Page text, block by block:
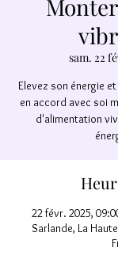
sam. 22
Elevez son énergie
en accord avec soi
d'alimentation
22 févr. 2025,
Sarlande, La